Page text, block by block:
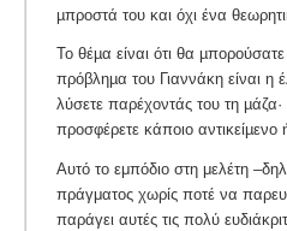
µπροστά του και όχι ένα
Το θέµα είναι ότι θα
πρόβληµα του Γιαννάκη είναι η
λύσετε παρέχοντάς του τη
προσφέρετε κάποιο
Αυτό το εμπόδιο στη μελέτη
πράγματος χωρίς ποτέ να
παράγει αυτές τις πολύ